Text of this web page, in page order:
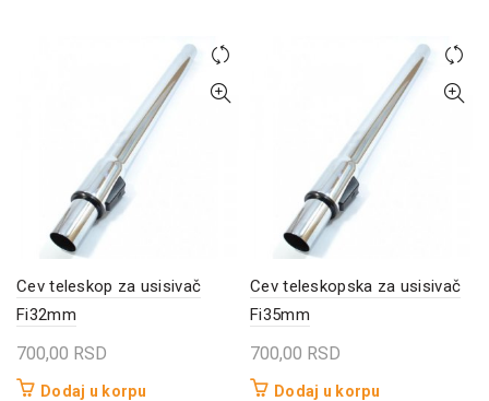
Cev teleskop za usisivač
Fi32mm
700,00 RSD
Dodaj u korpu
Cev teleskopska za usisivač
Fi35mm
700,00 RSD
Dodaj u korpu